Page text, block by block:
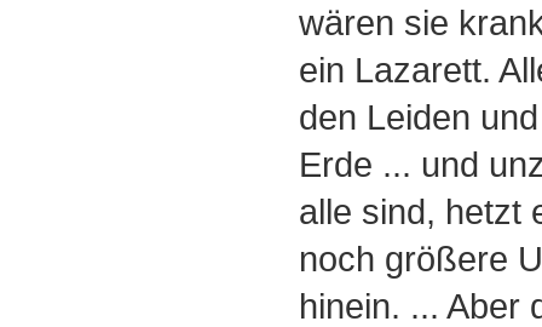
wären sie
ein Lazarett.
den Leiden
Erde ... und
alle sind, hetzt
noch größere
hinein. ... Aber